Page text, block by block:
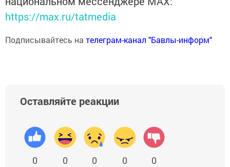
https://max.ru/tatmedia
Подписывайтесь на телеграм-канал "Бавлы-информ"
Оставляйте реакции
0 0 0 0 0